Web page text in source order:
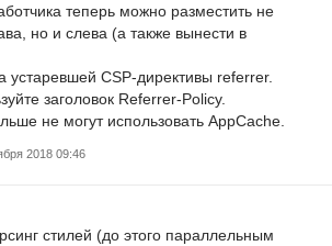
теперь можно разместить не
но и слева (а также вынести в
устаревшей CSP-директивы referrer.
заголовок Referrer-Policy.
не могут использовать AppCache.
2018 09:46
стилей (до этого параллельным